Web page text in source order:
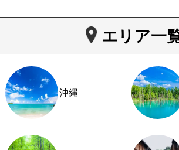
エリア一
沖縄